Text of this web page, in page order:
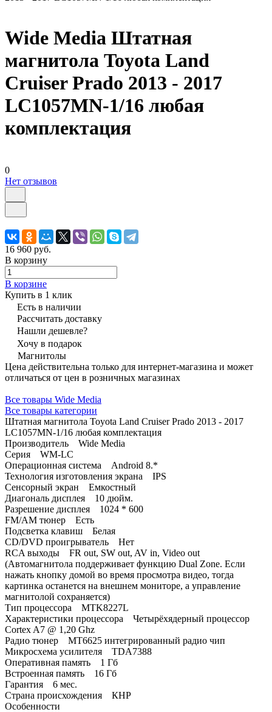
Wide Media Штатная
магнитола Toyota Land
Cruiser Prado 2013 - 2017
LC1057MN-1/16 любая
комплектация
0
Нет отзывов
16 960 руб.
В корзину
В корзине
Купить в 1 клик
Есть в наличии
Рассчитать доставку
Нашли дешевле?
Хочу в подарок
Магнитолы
Цена действительна только для интернет-магазина и может
отличаться от цен в розничных магазинах
Все товары Wide Media
Все товары категории
Штатная магнитола Toyota Land Cruiser Prado 2013 - 2017
LC1057MN-1/16 любая комплектация
Производитель Wide Media
Серия WM-LC
Операционная система Android 8.*
Технология изготовления экрана IPS
Сенсорный экран Емкостный
Диагональ дисплея 10 дюйм.
Разрешение дисплея 1024 * 600
FM/AM тюнер Есть
Подсветка клавиш Белая
CD/DVD проигрыватель Нет
RCA выходы FR out, SW out, AV in, Video out
(Автомагнитола поддерживает функцию Dual Zone. Если
нажать кнопку домой во время просмотра видео, тогда
картинка останется на внешнем мониторе, а управление
магнитолой сохраняется)
Тип процессора MTK8227L
Характеристики процессора Четырёхядерный процессор
Cortex A7 @ 1,20 Ghz
Радио тюнер MT6625 интегрированный радио чип
Микросхема усилителя TDA7388
Оперативная память 1 Гб
Встроенная память 16 Гб
Гарантия 6 мес.
Страна происхождения КНР
Особенности